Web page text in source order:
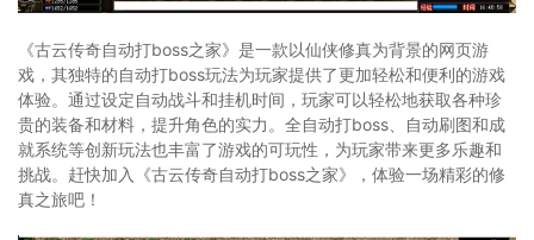
《古云传奇自动打boss之家》是一款以仙侠修真为背景的网页游
戏，其独特的自动打boss玩法为玩家提供了更加轻松和便利的游戏
体验。通过设定自动战斗和挂机时间，玩家可以轻松地获取各种珍
贵的装备和材料，提升角色的实力。全自动打boss、自动刷图和成
就系统等创新玩法也丰富了游戏的可玩性，为玩家带来更多乐趣和
挑战。赶快加入《古云传奇自动打boss之家》，体验一场精彩的修
真之旅吧！